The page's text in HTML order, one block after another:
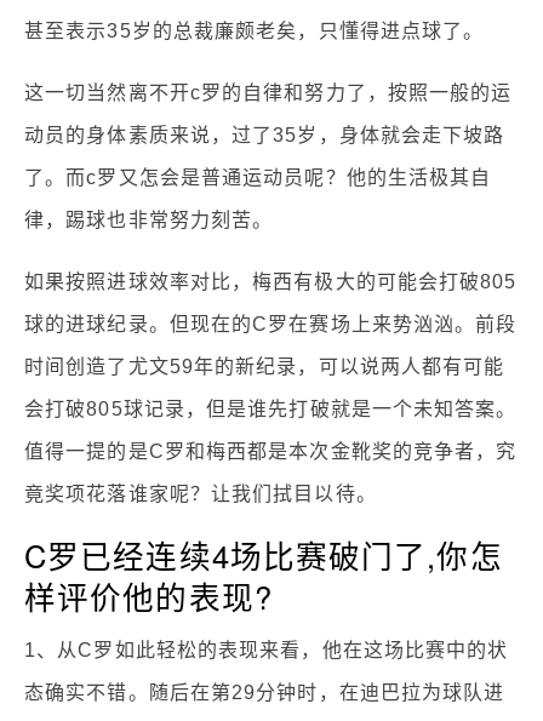
甚至表示35岁的总裁廉颇老矣，只懂得进点球了。
这一切当然离不开c罗的自律和努力了，按照一般的运
动员的身体素质来说，过了35岁，身体就会走下坡路
了。而c罗又怎会是普通运动员呢？他的生活极其自
律，踢球也非常努力刻苦。
如果按照进球效率对比，梅西有极大的可能会打破805
球的进球纪录。但现在的C罗在赛场上来势汹汹。前段
时间创造了尤文59年的新纪录，可以说两人都有可能
会打破805球记录，但是谁先打破就是一个未知答案。
值得一提的是C罗和梅西都是本次金靴奖的竞争者，究
竟奖项花落谁家呢？让我们拭目以待。
C罗已经连续4场比赛破门了,你怎
样评价他的表现?
1、从C罗如此轻松的表现来看，他在这场比赛中的状
态确实不错。随后在第29分钟时，在迪巴拉为球队进